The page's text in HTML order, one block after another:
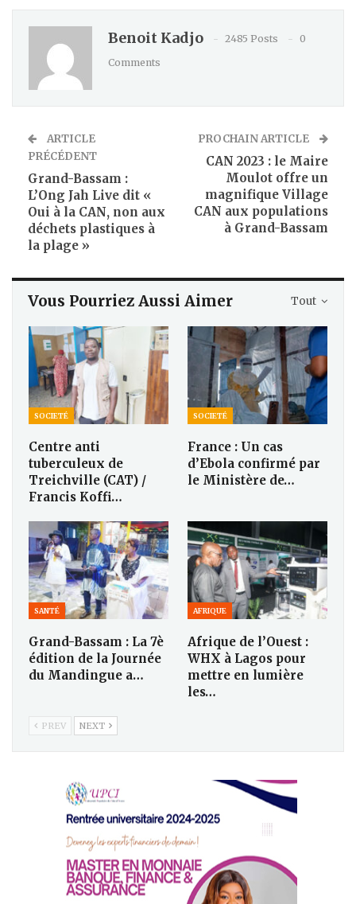
Benoit Kadjo 2485 Posts
0
Comments
ARTICLE
PRÉCÉDENT
Grand-Bassam :
L’Ong Jah Live dit «
Oui à la CAN, non aux
déchets plastiques à
la plage »
PROCHAIN ARTICLE
CAN 2023 : le Maire
Moulot offre un
magnifique Village
CAN aux populations
à Grand-Bassam
Tout
Vous Pourriez Aussi Aimer
SOCIETÉ
Centre anti
tuberculeux de
Treichville (CAT) /
Francis Koffi…
SOCIETÉ
France : Un cas
d’Ebola confirmé par
le Ministère de…
SANTÉ
Grand-Bassam : La 7è
édition de la Journée
du Mandingue a…
AFRIQUE
Afrique de l’Ouest :
WHX à Lagos pour
mettre en lumière
les…
PREV NEXT